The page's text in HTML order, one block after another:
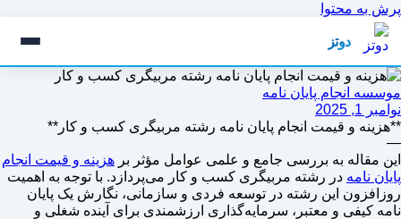
پرش به محتوا
دوتز
موسسه انجام پایان نامه
نوامبر 1, 2025
**هزینه و قیمت انجام پایان نامه رشته مربیگری کسب و کار**
—
این مقاله به بررسی جامع و علمی عوامل مؤثر بر هزینه و قیمت انجام
پایان نامه در رشته مربیگری کسب و کار می‌پردازد. با توجه به اهمیت
روزافزون این رشته در توسعه فردی و سازمانی، نگارش یک پایان
نامه کیفی و معتبر، سرمایه‌گذاری ارزشمندی برای آینده شغلی و